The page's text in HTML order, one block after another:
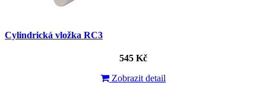
Cylindrická vložka RC3
545 Kč
Zobrazit detail